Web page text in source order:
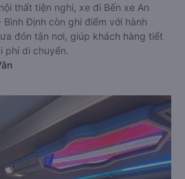
thất tiện nghi, xe đi Bến xe An
Định còn ghi điểm với hành
đón tận nơi, giúp khách hàng tiết
phí di chuyển.